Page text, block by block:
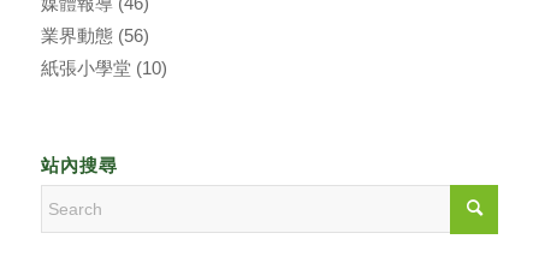
業界動態(56)
紙張小學堂 (10)
站內搜尋